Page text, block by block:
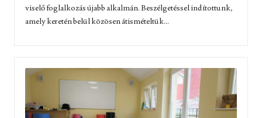
viselő foglalkozás újabb alkalmán. Beszélgetéssel indítottunk,
amely keretén belül közösen átismételtük...